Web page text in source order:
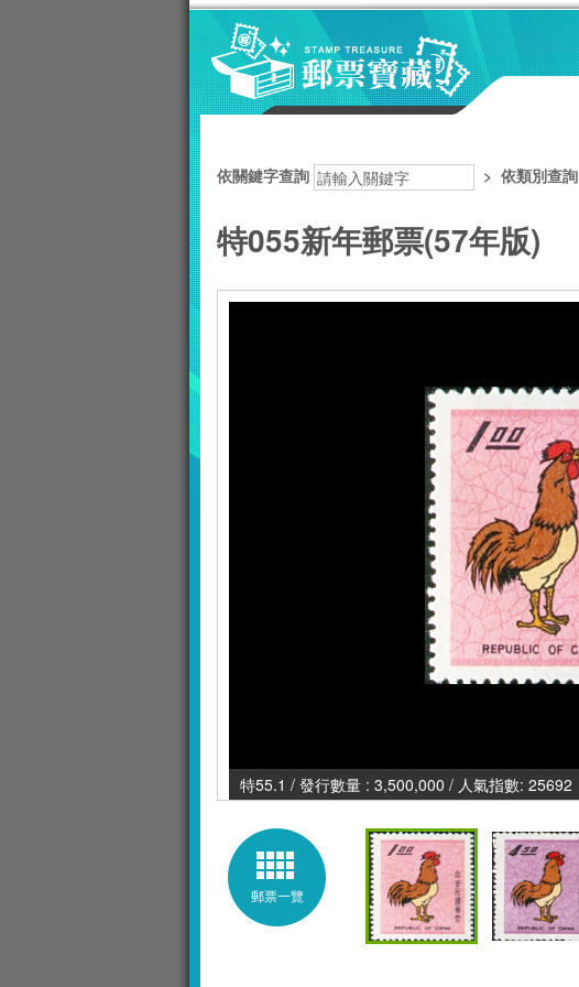
依關鍵字查詢 > 依類別查詢
特055新年郵票(57年版)
特55.1 / 發行數量 : 3,500,000 / 人氣指數: 25692
郵票一覽